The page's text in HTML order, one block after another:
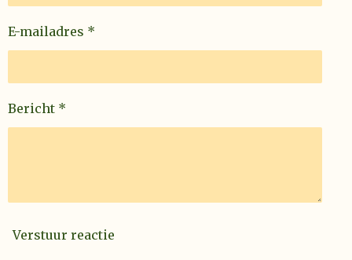
n
E-mailadres *
Bericht *
Verstuur reactie